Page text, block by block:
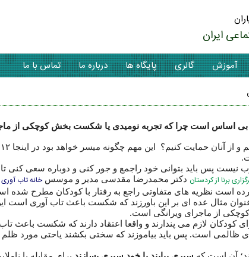
ایران
آموزش گالری پایگاه ها درباره ما تماس با ما
اساس است چرا که تجربه نومیدی یا شکست بخش کوچکی از
نیست پس باید بتوانی خود راجمع و جور کنی و دوباره سعی کنی
برنا از کردستان دکتر محمدرضا مقدسی مدیر و موسس خانه تاب آوری
است نظریه های متفاوتی راجع به رفتار با کودکان مطرح شده
عنوان مثال عده ای بر این باورزند که شکست باعث تاب آوری
از ماجرای ویرانگی است.
لازم می پندارند و واقعا اعتقاد دارند که شکست باعث
ظالمی است. پس باید بیاموزند که سختی بکشند یاحتی مورد ظلم